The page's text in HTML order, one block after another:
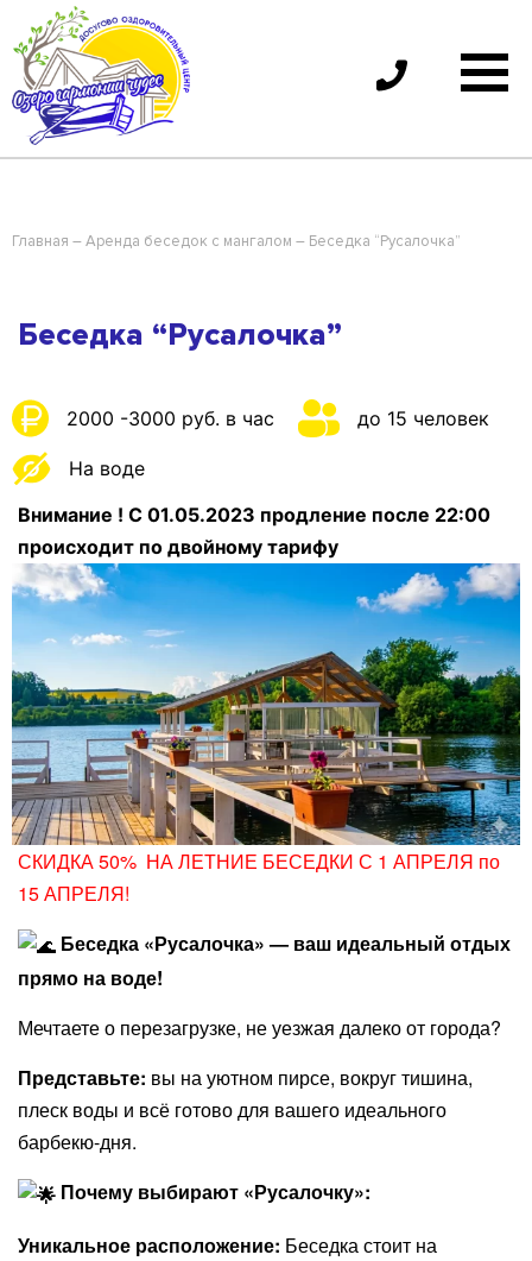
Skip
to
content
Озеро
Гармонии
чудес
Главная –Аренда беседок с мангалом – Беседка “Русалочка”
Беседка “Русалочка”
2000 -3000 руб. в час до 15 человек
На воде
Внимание ! C 01.05.2023 продление после 22:00
происходит по двойному тарифу
СКИДКА 50% НА ЛЕТНИЕ БЕСЕДКИ С 1 АПРЕЛЯ по
15 АПРЕЛЯ!
Беседка «Русалочка» — ваш идеальный отдых
прямо на воде!
Мечтаете о перезагрузке, не уезжая далеко от города?
Представьте: вы на уютном пирсе, вокруг тишина,
плеск воды и всё готово для вашего идеального
барбекю-дня.
Почему выбирают «Русалочку»:
​Уникальное расположение: Беседка стоит на